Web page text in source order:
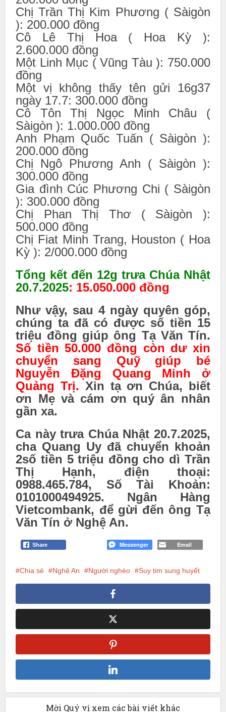
Chị Trần Thị Kim Phương ( Sàigòn
): 200.000 đồng
Cô Lê Thị Hoa ( Hoa Kỳ ):
2.600.000 đồng
Một Linh Mục ( Vũng Tàu ): 750.000
đồng
Một vị không thấy tên gửi 16g37
ngày 17.7: 300.000 đồng
Cô Tôn Thị Ngọc Minh Châu (
Sàigòn ): 1.000.000 đồng
Anh Phạm Quốc Tuấn ( Sàigòn ):
200.000 đồng
Chị Ngô Phương Anh ( Sàigòn ):
300.000 đồng
Gia đình Cúc Phương Chi ( Sàigòn
): 300.000 đồng
Chị Phan Thị Thơ ( Sàigòn ):
500.000 đồng
Chị Fiat Minh Trang, Houston ( Hoa
Kỳ ): 2/000.000 đồng
Tổng kết đến 12g trưa Chúa Nhật
20.7.2025: 15.050.000 đồng
Như vậy, sau 4 ngày quyên góp,
chúng ta đã có được số tiền 15
triệu đồng giúp ông Tạ Văn Tín.
Số tiền 50.000 đồng còn dư xin
chuyển sang Quỹ giúp bé
Nguyễn Đặng Quang Minh ở
Quảng Trị. Xin tạ ơn Chúa, biết
ơn Mẹ và cám ơn qu‎ý ân nhân
gần xa.
Ca này trưa Chúa Nhật 20.7.2025,
cha Quang Uy đã chuyển khoản
2số tiền 5 triệu đồng cho dì Trần
Thị Hạnh, điện thoại:
0988.465.784, Số Tài Khoản:
0101000494925. Ngân Hàng
Vietcombank, để gừi đến ông Tạ
Văn Tín ở Nghệ An.
Share Messenger Email
Chia sẻ Nghệ An Người nghèo Suy tim sung huyết
Mời Quý vị xem các bài viết khác